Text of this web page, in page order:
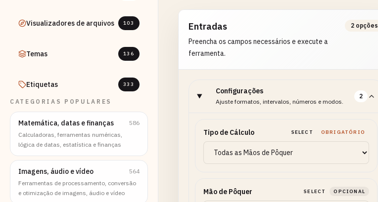
Visualizadores de arquivos 103
Temas 136
Etiquetas 333
CATEGORIAS POPULARES
Matemática, datas e finanças
586
Calculadoras, ferramentas numéricas,
lógica de datas, estatística e finanças
Imagens, áudio e vídeo
564
Ferramentas de processamento, conversão
e otimização de imagens, áudio e vídeo
Entradas
Preencha os campos necessários e execute a
ferramenta.
2 opções
Configurações
Ajuste formatos, intervalos, números e modos.
2
Tipo de Cálculo SELECT OBRIGATÓRIO
Mão de Pôquer SELECT OPCIONAL